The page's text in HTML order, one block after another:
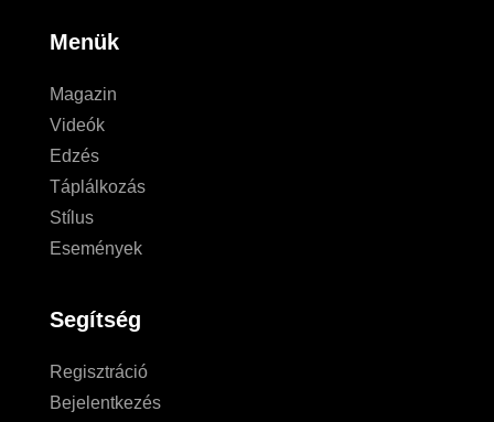
Menük
Magazin
Videók
Edzés
Táplálkozás
Stílus
Események
Segítség
Regisztráció
Bejelentkezés